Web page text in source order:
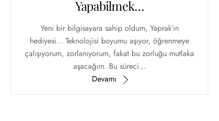
Yapabilmek…
Yeni bir bilgisayara sahip oldum, Yaprak’ın
hediyesi… Teknolojisi boyumu aşıyor, öğrenmeye
çalışıyorum, zorlanıyorum, fakat bu zorluğu mutlaka
aşacağım. Bu süreci…
Devamı